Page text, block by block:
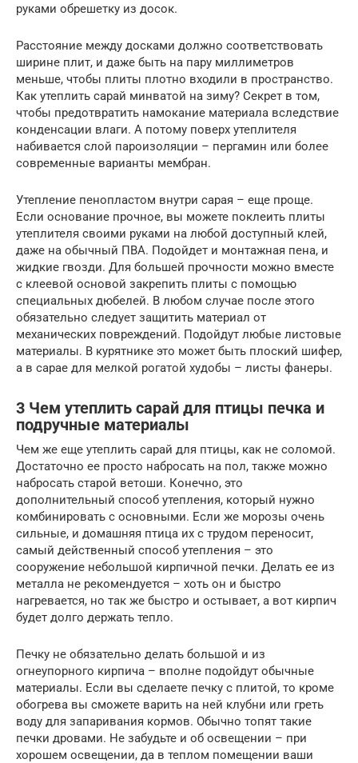
руками обрешетку из досок.
Расстояние между досками должно соответствовать
ширине плит, и даже быть на пару миллиметров
меньше, чтобы плиты плотно входили в пространство.
Как утеплить сарай минватой на зиму? Секрет в том,
чтобы предотвратить намокание материала вследствие
конденсации влаги. А потому поверх утеплителя
набивается слой пароизоляции – пергамин или более
современные варианты мембран.
Утепление пенопластом внутри сарая – еще проще.
Если основание прочное, вы можете поклеить плиты
утеплителя своими руками на любой доступный клей,
даже на обычный ПВА. Подойдет и монтажная пена, и
жидкие гвозди. Для большей прочности можно вместе
с клеевой основой закрепить плиты с помощью
специальных дюбелей. В любом случае после этого
обязательно следует защитить материал от
механических повреждений. Подойдут любые листовые
материалы. В курятнике это может быть плоский шифер,
а в сарае для мелкой рогатой худобы – листы фанеры.
3 Чем утеплить сарай для птицы печка и
подручные материалы
Чем же еще утеплить сарай для птицы, как не соломой.
Достаточно ее просто набросать на пол, также можно
набросать старой ветоши. Конечно, это
дополнительный способ утепления, который нужно
комбинировать с основными. Если же морозы очень
сильные, и домашняя птица их с трудом переносит,
самый действенный способ утепления – это
сооружение небольшой кирпичной печки. Делать ее из
металла не рекомендуется – хоть он и быстро
нагревается, но так же быстро и остывает, а вот кирпич
будет долго держать тепло.
Печку не обязательно делать большой и из
огнеупорного кирпича – вполне подойдут обычные
материалы. Если вы сделаете печку с плитой, то кроме
обогрева вы сможете варить на ней клубни или греть
воду для запаривания кормов. Обычно топят такие
печки дровами. Не забудьте и об освещении – при
хорошем освещении, да в теплом помещении ваши